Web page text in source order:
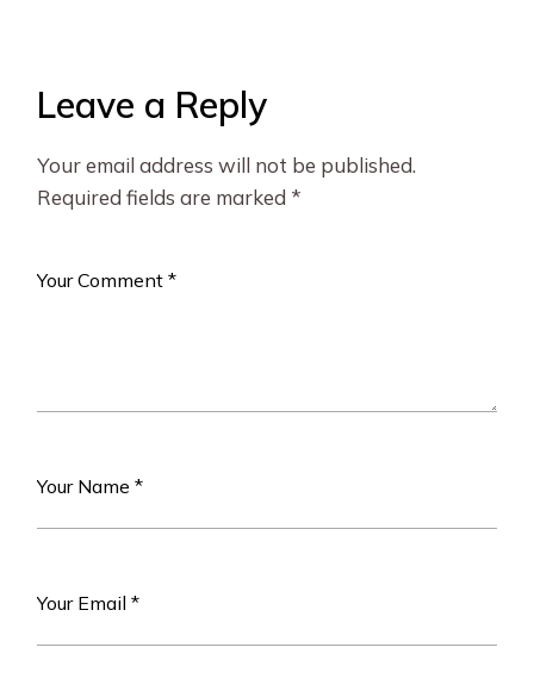
Leave a Reply
Your email address will not be published.
Required fields are marked *